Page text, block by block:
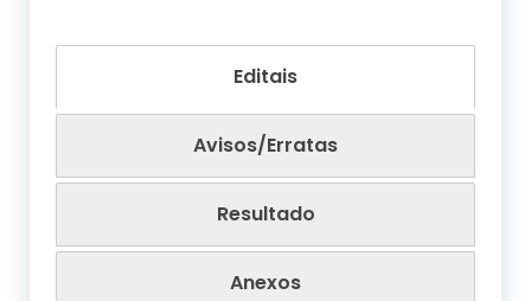
Editais
Avisos/Erratas
Resultado
Anexos